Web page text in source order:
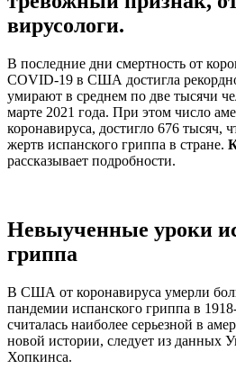
вирусологи.
В последние дни смертность от
COVID-19 в США достигла
умирают в среднем по две тысячи
марте 2021 года. При этом число
коронавируса, достигло 676 тысяч,
жертв испанского гриппа в стране.
рассказывает подробности.
Невыученные уроки
гриппа
В США от коронавируса умерли
пандемии испанского гриппа в
считалась наиболее серьезной в
новой истории, следует из данных
Хопкинса.